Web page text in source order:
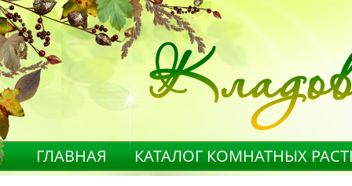
ГЛАВНАЯ КАТАЛОГ КОМНАТНЫХ